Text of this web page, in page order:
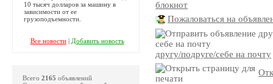
блокнот
Пожаловаться на
другу/подруге/себе на почту
10 тысяч долларов за машину в
зависимости от ее
грузоподъемности.
Все новости| Добавить новость
Всего 2165 объявлений